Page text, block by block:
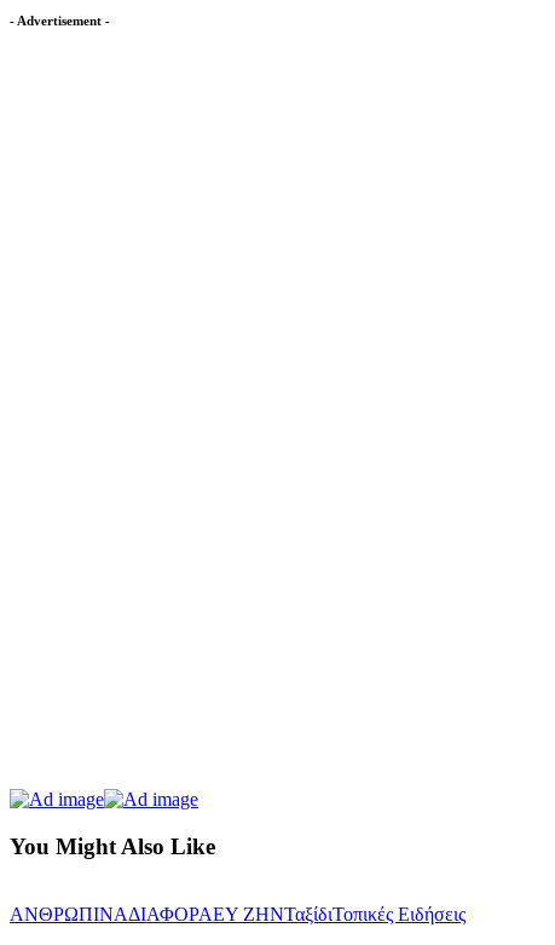
- Advertisement -
You Might Also Like
ΑΝΘΡΩΠΙΝΑΔΙΑΦΟΡΑΕΥ ΖΗΝΤαξίδιΤοπικές Ειδήσεις